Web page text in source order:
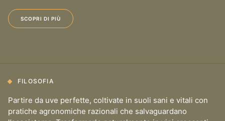
SCOPRI DI PIÙ
FILOSOFIA
Partire da uve perfette, coltivate in suoli sani e vitali con
pratiche agronomiche razionali che salvaguardano